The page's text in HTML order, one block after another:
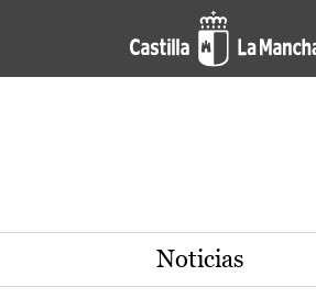
Pasar al contenido principal
Noticias